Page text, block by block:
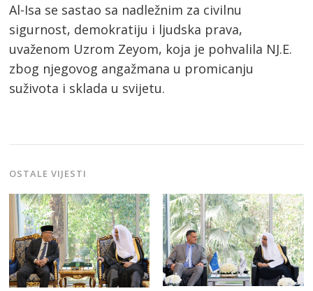
Al-Isa se sastao sa nadležnim za civilnu
sigurnost, demokratiju i ljudska prava,
uvaženom Uzrom Zeyom, koja je pohvalila NJ.E.
zbog njegovog angažmana u promicanju
suživota i sklada u svijetu.
OSTALE VIJESTI